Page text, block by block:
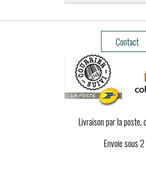
Contact
Livraison par la poste,
Envoie sous